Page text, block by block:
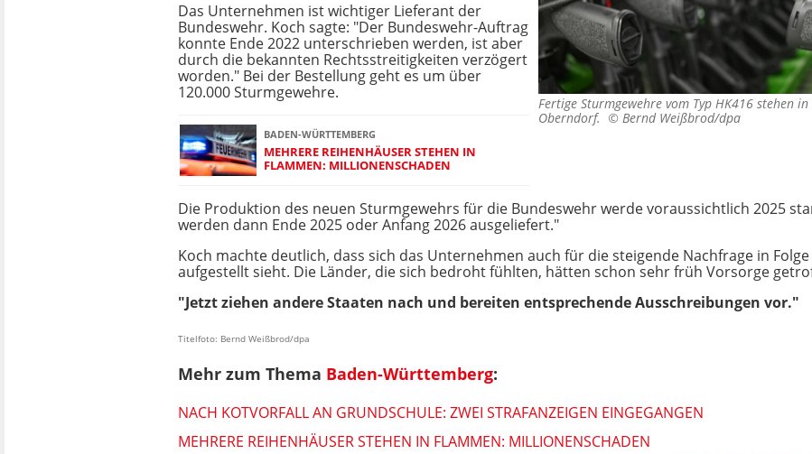
Fertige Sturmgewehre vom Typ HK416 stehen
Oberndorf. © Bernd Weißbrod/dpa
Das Unternehmen ist wichtiger Lieferant der
Bundeswehr. Koch sagte: "Der Bundeswehr-Auftrag
konnte Ende 2022 unterschrieben werden, ist aber
durch die bekannten Rechtsstreitigkeiten verzögert
worden." Bei der Bestellung geht es um über
120.000 Sturmgewehre.
BADEN-WÜRTTEMBERG
MEHRERE REIHENHÄUSER STEHEN IN
FLAMMEN: MILLIONENSCHADEN
Die Produktion des neuen Sturmgewehrs für die Bundeswehr werde voraussichtlich 2025
werden dann Ende 2025 oder Anfang 2026 ausgeliefert."
Koch machte deutlich, dass sich das Unternehmen auch für die steigende Nachfrage in Folge
aufgestellt sieht. Die Länder, die sich bedroht fühlten, hätten schon sehr früh Vorsorge
"Jetzt ziehen andere Staaten nach und bereiten entsprechende Ausschreibungen vor."
Titelfoto: Bernd Weißbrod/dpa
Mehr zum Thema Baden-Württemberg:
NACH KOTVORFALL AN GRUNDSCHULE: ZWEI STRAFANZEIGEN EINGEGANGEN
MEHRERE REIHENHÄUSER STEHEN IN FLAMMEN: MILLIONENSCHADEN